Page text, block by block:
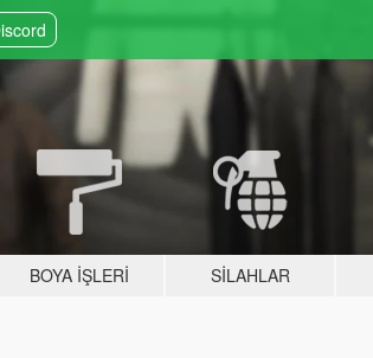
BOYA İŞLERI SILAHLAR